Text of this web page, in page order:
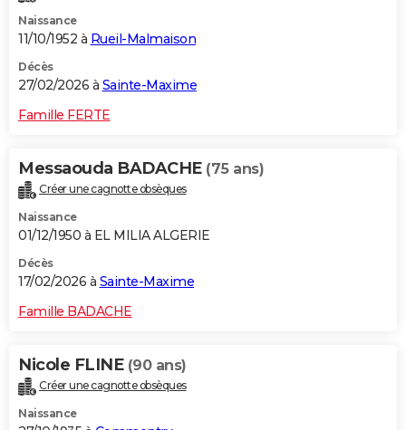
Naissance
11/10/1952 à Rueil-Malmaison
Décès
27/02/2026 à Sainte-Maxime
Famille FERTE
Messaouda BADACHE (75 ans)
Créer une cagnotte obsèques
Naissance
01/12/1950 à EL MILIA ALGERIE
Décès
17/02/2026 à Sainte-Maxime
Famille BADACHE
Nicole FLINE (90 ans)
Créer une cagnotte obsèques
Naissance